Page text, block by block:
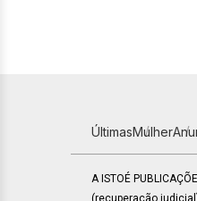
ÚltimasMulher
A ISTOÉ
(recuperação